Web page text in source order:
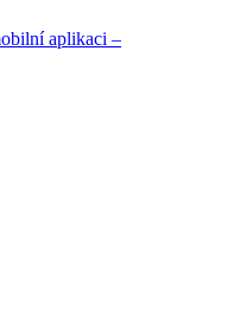
aplikaci –